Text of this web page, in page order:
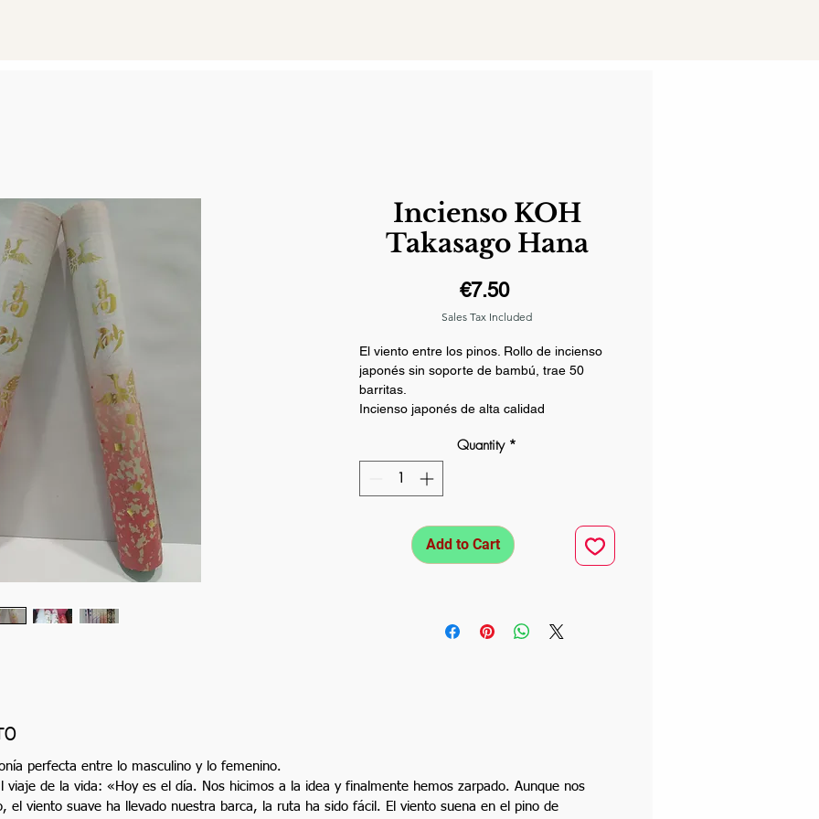
Incienso KOH
Takasago Hana
€7.50Price
Sales Tax Included
El viento entre los pinos. Rollo de incienso
japonés sin soporte de bambú, trae 50
barritas.
Incienso japonés de alta calidad
Quantity *
Add to Cart
perfecta entre lo masculino y lo femenino.
viaje de la vida: «Hoy es el día. Nos hicimos a la idea y finalmente hemos zarpado. Aunque nos
el viento suave ha llevado nuestra barca, la ruta ha sido fácil. El viento suena en el pino de